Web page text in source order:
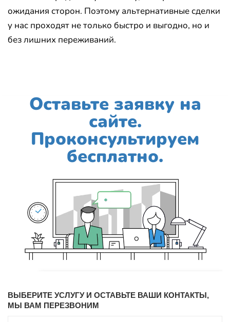
ожидания сторон. Поэтому альтернативные сделки
у нас проходят не только быстро и выгодно, но и
без лишних переживаний.
Оставьте заявку на
сайте.
Проконсультируем
бесплатно.
ВЫБЕРИТЕ УСЛУГУ И ОСТАВЬТЕ ВАШИ КОНТАКТЫ,
МЫ ВАМ ПЕРЕЗВОНИМ